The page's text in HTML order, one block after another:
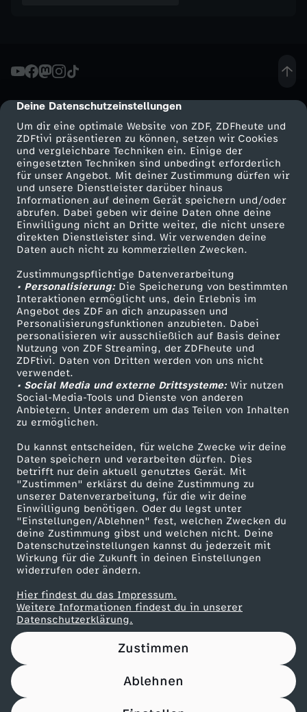
cmp-dialog-description
Deine Datenschutzeinstellungen
Um dir eine optimale Website von ZDF, ZDFheute und
ZDFtivi präsentieren zu können, setzen wir Cookies
und vergleichbare Techniken ein. Einige der
eingesetzten Techniken sind unbedingt erforderlich
für unser Angebot. Mit deiner Zustimmung dürfen wir
und unsere Dienstleister darüber hinaus
Informationen auf deinem Gerät speichern und/oder
abrufen. Dabei geben wir deine Daten ohne deine
Einwilligung nicht an Dritte weiter, die nicht unsere
direkten Dienstleister sind. Wir verwenden deine
Daten auch nicht zu kommerziellen Zwecken.
Zustimmungspflichtige Datenverarbeitung
• Personalisierung:Die Speicherung von bestimmten
Interaktionen ermöglicht uns, dein Erlebnis im
Angebot des ZDF an dich anzupassen und
Personalisierungsfunktionen anzubieten. Dabei
personalisieren wir ausschließlich auf Basis deiner
Nutzung von ZDF Streaming, der ZDFheute und
ZDFtivi. Daten von Dritten werden von uns nicht
verwendet.
• Social Media und externe Drittsysteme:Wir nutzen
Social-Media-Tools und Dienste von anderen
Anbietern. Unter anderem um das Teilen von Inhalten
zu ermöglichen.
Du kannst entscheiden, für welche Zwecke wir deine
Daten speichern und verarbeiten dürfen. Dies
betrifft nur dein aktuell genutztes Gerät. Mit
"Zustimmen" erklärst du deine Zustimmung zu
unserer Datenverarbeitung, für die wir deine
Einwilligung benötigen. Oder du legst unter
"Einstellungen/Ablehnen" fest, welchen Zwecken du
deine Zustimmung gibst und welchen nicht. Deine
Datenschutzeinstellungen kannst du jederzeit mit
Wirkung für die Zukunft in deinen Einstellungen
widerrufen oder ändern.
Hier findest du das Impressum.
Weitere Informationen findest du in unserer
Datenschutzerklärung.
Zustimmen
Ablehnen
W
i
n
e
h
o
u
s
e
Mehr ZDF
ZDF-Apps
Smart TV
ZDFtext
Livestreams
Sendungen A-Z
TV-Programm
Service
ZDFmitreden
Kontakt zum ZDF
Tickets
Zuschauerservice
Hilfe
ZDF Unternehmen
Karriere
ZDF goes Schule
Werbefernsehen
Mainzelmännchen
Partner
Nutzungsbedingungen
Impressum